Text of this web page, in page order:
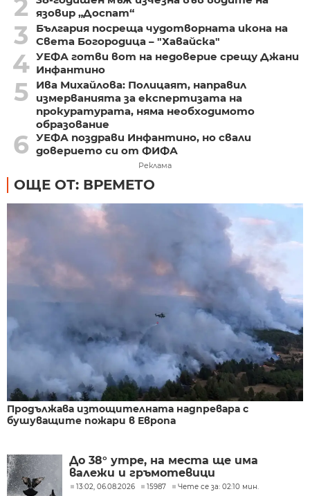
2
язовир „Доспат“
3
България посреща чудотворната икона на
Света Богородица – "Хавайска"
4 УЕФА готви вот на недоверие срещу Джани
Инфантино
5
Ива Михайлова: Полицаят, направил
измерванията за експертизата на
прокуратурата, няма необходимото
образование
6 УЕФА поздрави Инфантино, но свали
доверието си от ФИФА
Реклама
ОЩЕ ОТ: ВРЕМЕТО
Продължава изтощителната надпревара с
бушуващите пожари в Европа
До 38° утре, на места ще има
валежи и гръмотевици
13:02, 06.08.2026 15987 Чете се за: 02:10 мин.